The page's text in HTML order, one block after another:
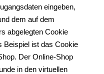
eingeben,
dem auf dem
abgelegten Cookie
Beispiel ist das Cookie
Der Online-Shop
in den virtuellen